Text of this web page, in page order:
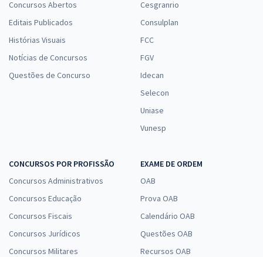
Concursos Abertos
Editais Publicados
Histórias Visuais
Notícias de Concursos
Questões de Concurso
Cesgranrio
Consulplan
FCC
FGV
Idecan
Selecon
Uniase
Vunesp
CONCURSOS POR PROFISSÃO
Concursos Administrativos
Concursos Educação
Concursos Fiscais
Concursos Jurídicos
Concursos Militares
EXAME DE ORDEM
OAB
Prova OAB
Calendário OAB
Questões OAB
Recursos OAB